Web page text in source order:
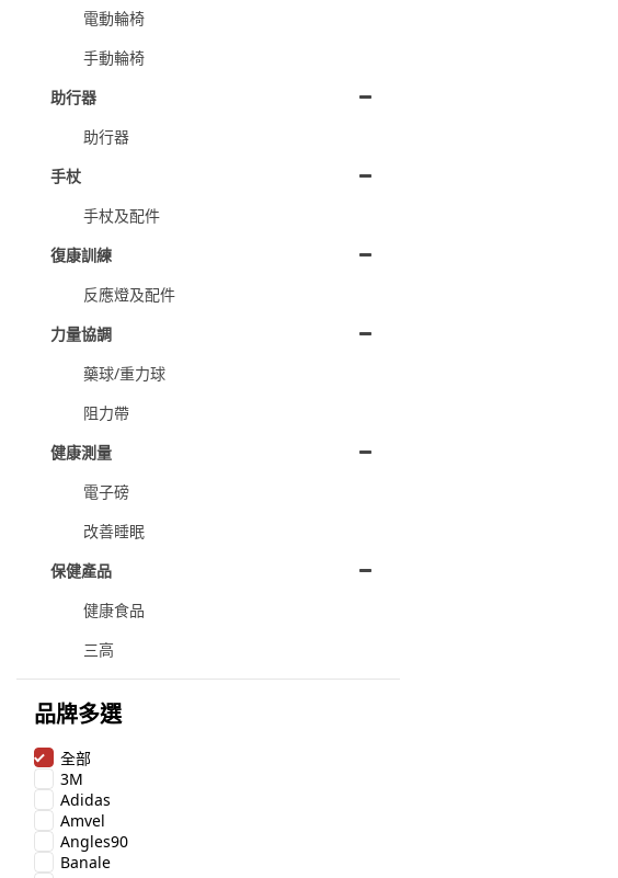
電動輪椅
手動輪椅
助行器
助行器
手杖
手杖及配件
復康訓練
反應燈及配件
力量協調
藥球/重力球
阻力帶
健康測量
電子磅
改善睡眠
保健產品
健康食品
三高
品牌多選
全部
3M
Adidas
Amvel
Angles90
Banale